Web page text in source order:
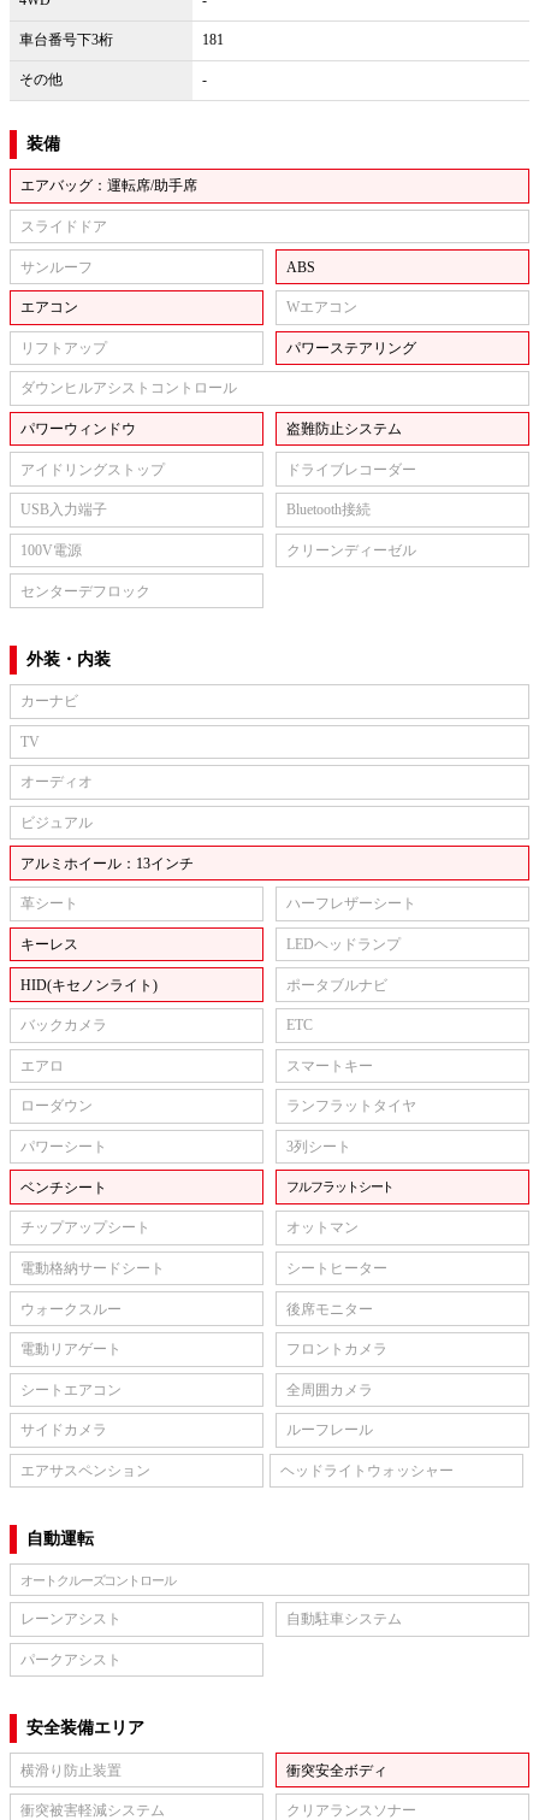
車台番号下3桁 181
その他 -
装備
エアバッグ：運転席/助手席
スライドドア
サンルーフ ABS
エアコン Wエアコン
リフトアップ パワーステアリング
ダウンヒルアシストコントロール
パワーウィンドウ 盗難防止システム
アイドリングストップ ドライブレコーダー
USB入力端子 Bluetooth接続
100V電源 クリーンディーゼル
センターデフロック
外装・内装
カーナビ
TV
オーディオ
ビジュアル
アルミホイール：13インチ
革シート ハーフレザーシート
キーレス LEDヘッドランプ
HID(キセノンライト) ポータブルナビ
バックカメラ ETC
エアロ スマートキー
ローダウン ランフラットタイヤ
パワーシート 3列シート
ベンチシート フルフラットシート
チップアップシート オットマン
電動格納サードシート シートヒーター
ウォークスルー 後席モニター
電動リアゲート フロントカメラ
シートエアコン 全周囲カメラ
サイドカメラ ルーフレール
エアサスペンション ヘッドライトウォッシャー
自動運転
オートクルーズコントロール
レーンアシスト 自動駐車システム
パークアシスト
安全装備エリア
横滑り防止装置 衝突安全ボディ
衝突被害軽減システム クリアランスソナー